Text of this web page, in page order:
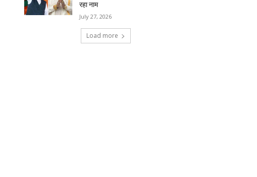
रहा नाम
July 27, 2026
Load more